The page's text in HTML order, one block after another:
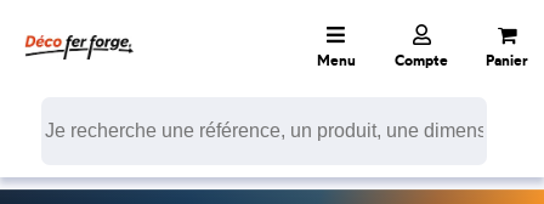
Menu Compte Panier